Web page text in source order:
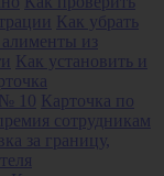
Как убрать
из
Как установить и
10 Карточка по
сотрудникам
за границу,